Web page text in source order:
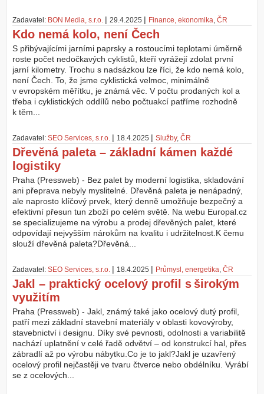
a
l
o
ž
i
t
ú
č
e
t
Zadavatel: BON Media, s.r.o. | 29.4.2025 | Finance, ekonomika, ČR
Kdo nemá kolo, není Čech
S přibývajícími jarními paprsky a rostoucími teplotami úměrně
roste počet nedočkavých cyklistů, kteří vyrážejí zdolat první
jarní kilometry. Trochu s nadsázkou lze říci, že kdo nemá kolo,
není Čech. To, že jsme cyklistická velmoc, minimálně
v evropském měřítku, je známá věc. V počtu prodaných kol a
třeba i cyklistických oddílů nebo počtuakcí patříme rozhodně
k těm...
Zadavatel: SEO Services, s.r.o. | 18.4.2025 | Služby, ČR
Dřevěná paleta – základní kámen každé
logistiky
Praha (Pressweb) - Bez palet by moderní logistika, skladování
ani přeprava nebyly myslitelné. Dřevěná paleta je nenápadný,
ale naprosto klíčový prvek, který denně umožňuje bezpečný a
efektivní přesun tun zboží po celém světě. Na webu Europal.cz
se specializujeme na výrobu a prodej dřevěných palet, které
odpovídají nejvyšším nárokům na kvalitu i udržitelnost.K čemu
slouží dřevěná paleta?Dřevěná...
Zadavatel: SEO Services, s.r.o. | 18.4.2025 | Průmysl, energetika, ČR
Jakl – praktický ocelový profil s širokým
využitím
Praha (Pressweb) - Jakl, známý také jako ocelový dutý profil,
patří mezi základní stavební materiály v oblasti kovovýroby,
stavebnictví i designu. Díky své pevnosti, odolnosti a variabilitě
nachází uplatnění v celé řadě odvětví – od konstrukcí hal, přes
zábradlí až po výrobu nábytku.Co je to jakl?Jakl je uzavřený
ocelový profil nejčastěji ve tvaru čtverce nebo obdélníku. Vyrábí
se z ocelových...